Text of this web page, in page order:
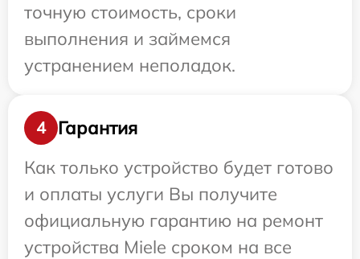
точную стоимость, сроки
выполнения и займемся
устранением неполадок.
4
Гарантия
Как только устройство будет готово
и оплаты услуги Вы получите
официальную гарантию на ремонт
устройства Miele сроком на все